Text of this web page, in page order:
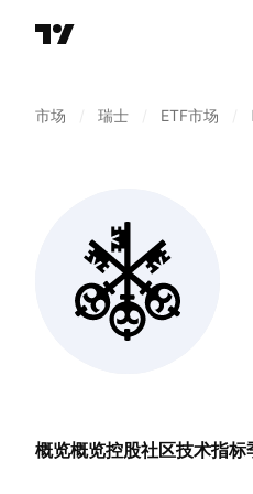
市场 瑞士 ETF市场
概览概览控股社区技术指标